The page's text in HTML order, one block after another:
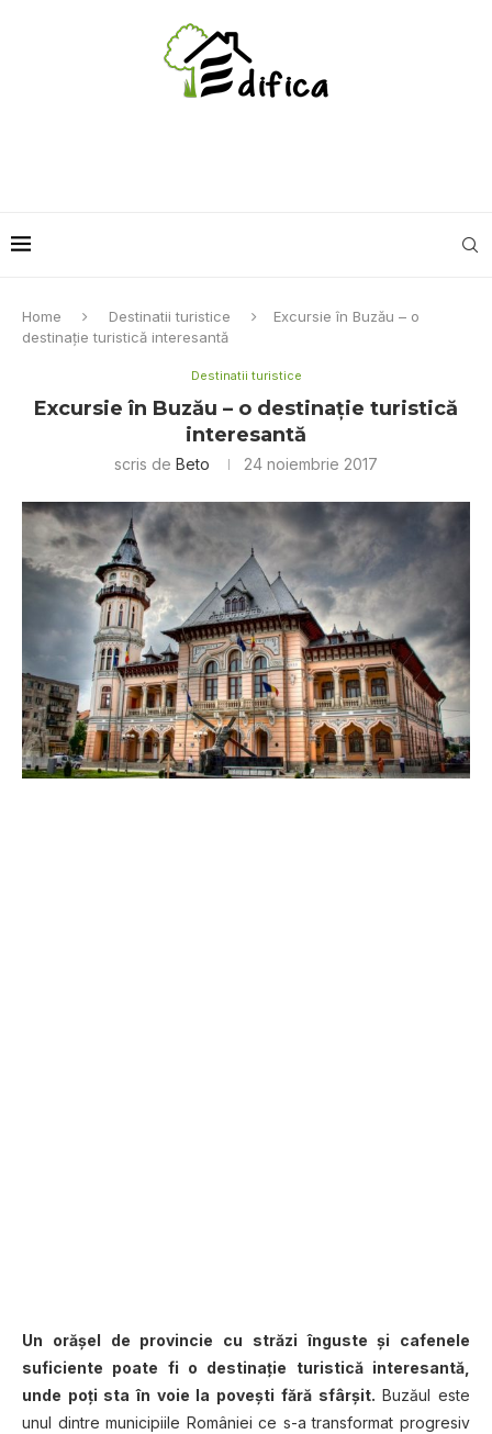
Home Destinatii turistice
Excursie în Buzău – o
destinație turistică interesantă
Destinatii turistice
Excursie în Buzău – o destinație turistică
interesantă
scris de Beto 24 noiembrie 2017
Un orăşel de provincie cu străzi înguste şi cafenele
suficiente poate fi o destinație turistică interesantă,
unde poţi sta în voie la poveşti fără sfârşit. Buzăul este
unul dintre municipiile României ce s-a transformat progresiv